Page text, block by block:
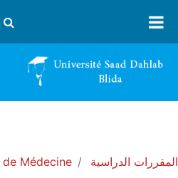
المقررات الدراسية
de Médecine